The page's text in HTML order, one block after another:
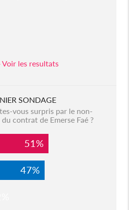
Voir les resultats
SONDAGE
vous surpris par le non-
contrat de Emerse Faé ?
51%
47%